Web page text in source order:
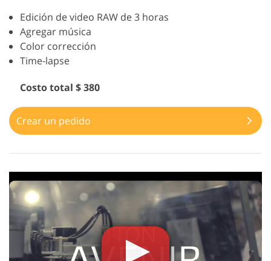
Edición de video RAW de 3 horas
Agregar música
Color corrección
Time-lapse
Costo total $ 380
Crear un pedido